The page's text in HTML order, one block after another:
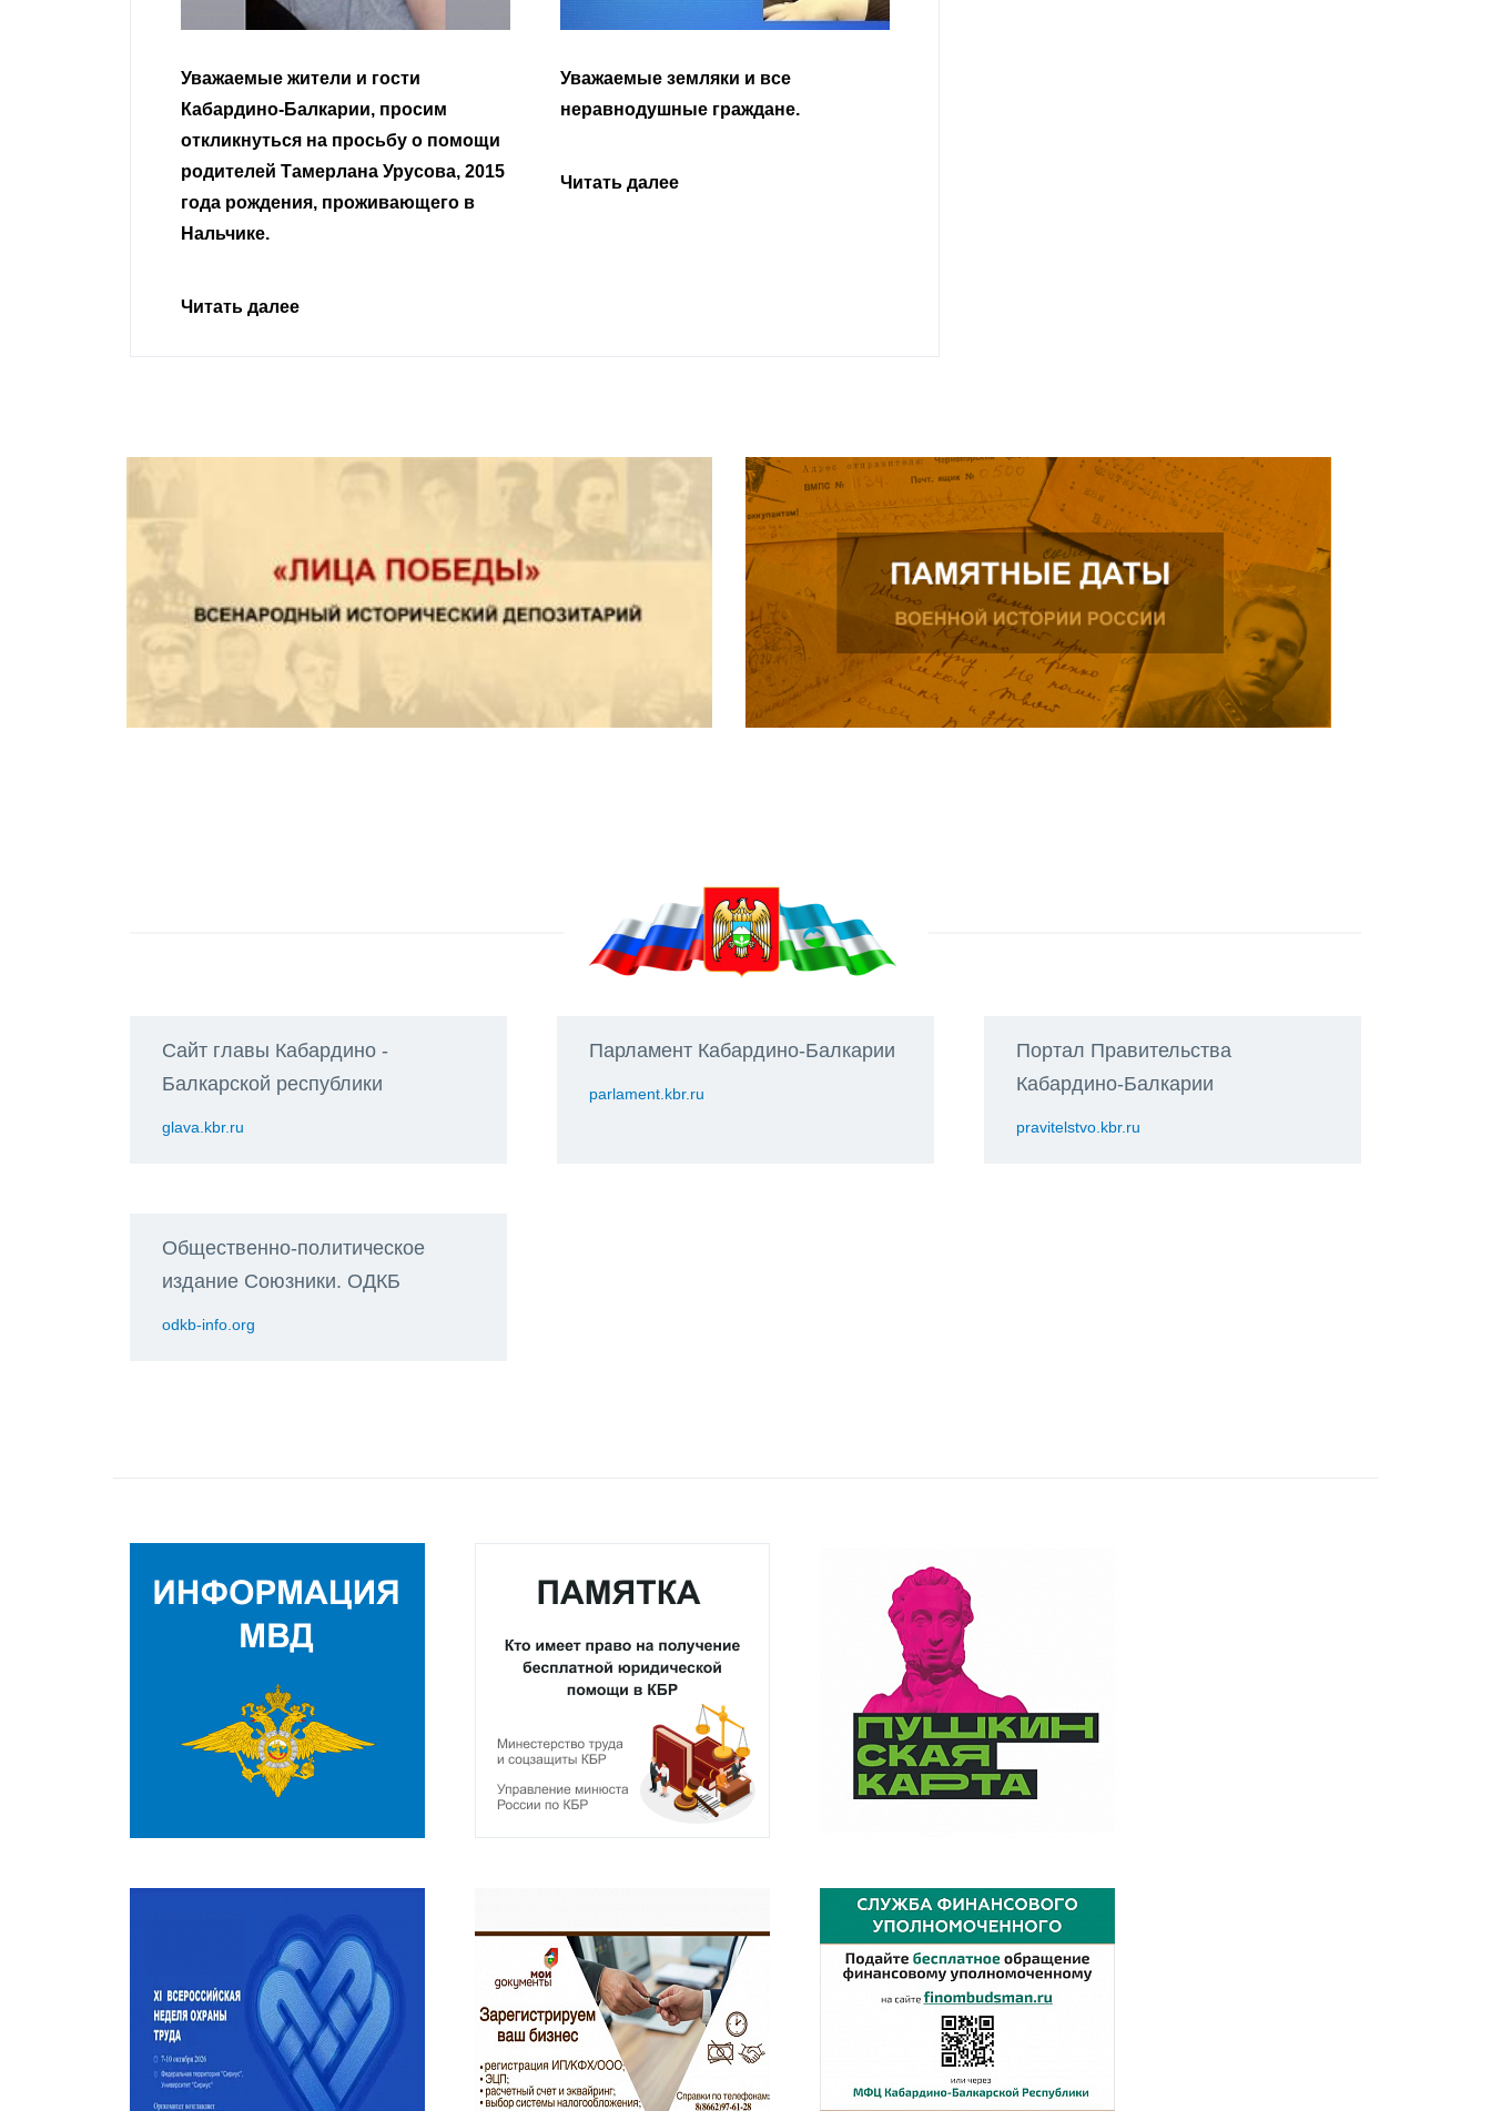
Уважаемые земляки и все
неравнодушные граждане.
Читать далее
Читать далее
Сайт главы Кабардино -
Балкарской республики
glava.kbr.ru
Парламент Кабардино-Балкарии
parlament.kbr.ru
Портал Правительства
Кабардино-Балкарии
pravitelstvo.kbr.ru
Общественно-политическое
издание Союзники. ОДКБ
odkb-info.org